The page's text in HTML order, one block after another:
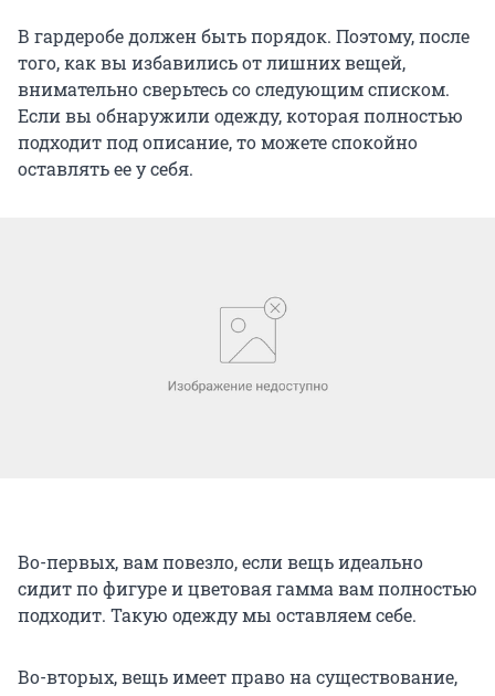
В гардеробе должен быть порядок. Поэтому, после
того, как вы избавились от лишних вещей,
внимательно сверьтесь со следующим списком.
Если вы обнаружили одежду, которая полностью
подходит под описание, то можете спокойно
оставлять ее у себя.
Во-первых, вам повезло, если вещь идеально
сидит по фигуре и цветовая гамма вам полностью
подходит. Такую одежду мы оставляем себе.
Во-вторых, вещь имеет право на существование,